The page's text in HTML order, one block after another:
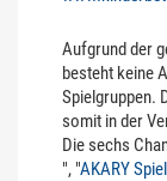
Aufgrund der
besteht keine
Spielgruppen.
somit in der
Die sechs
", "AKARY